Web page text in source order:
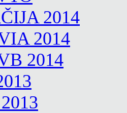
2014
2014
2014